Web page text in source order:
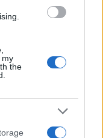
my
the
50 /50